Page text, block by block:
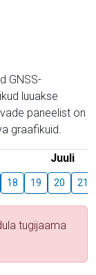
GNSS-
luuakse
paneelist on
graafikuid.
Juuli
18 19 20 21
tugijaama